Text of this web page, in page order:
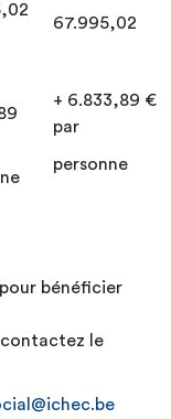
67.995,02
+ 6.833,89 €
par
personne
bénéficier
contactez le